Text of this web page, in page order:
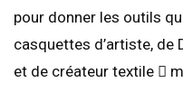
pour donner les outils
casquettes d’artiste,
et de créateur textile 